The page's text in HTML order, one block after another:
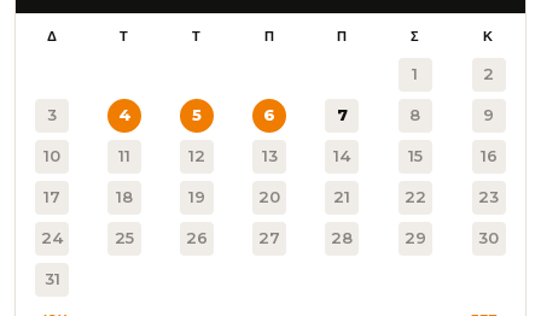
Δ Τ Τ Π Π Σ Κ
1 2
3 4 5 6 7 8 9
10 11 12 13 14 15 16
17 18 19 20 21 22 23
24 25 26 27 28 29 30
31